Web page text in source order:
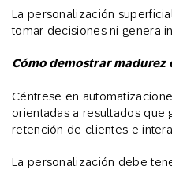
La personalización
tomar decisiones ni genera
Cómo demostrar madurez
Céntrese en
orientadas a resultados que
retención de clientes e
La personalización debe